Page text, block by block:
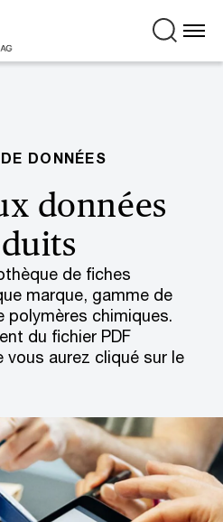
DONNÉES
données
de fiches
marque, gamme de
chimiques.
du fichier PDF
vous aurez cliqué sur le